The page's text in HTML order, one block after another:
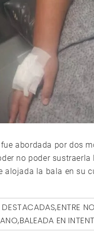
abordada por dos
no poder
alojada la bala en su
DESTACADAS,ENTRE
,BALEADA EN